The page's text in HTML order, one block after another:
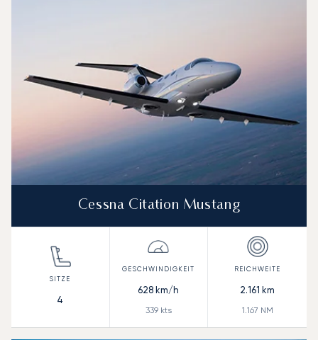
Cessna Citation Mustang
4
628 km/h
339kts
2.161 km
1.167 NM